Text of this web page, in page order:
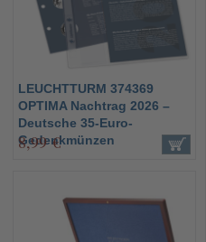
LEUCHTTURM 374369
OPTIMA Nachtrag 2026 –
Deutsche 35-Euro-
Gedenkmünzen
8,99 €